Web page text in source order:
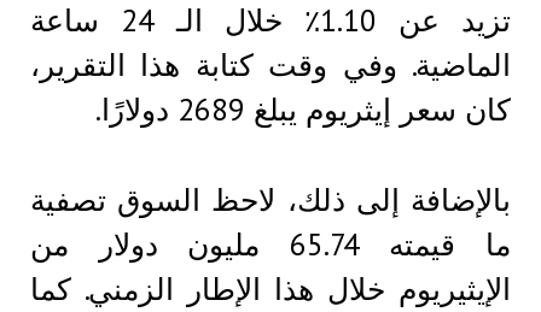
تزيد عن 1.10٪ خلال الـ 24 ساعة
الماضية. وفي وقت كتابة هذا التقرير،
كان سعر إيثريوم يبلغ 2689 دولارًا.
بالإضافة إلى ذلك، لاحظ السوق تصفية
ما قيمته 65.74 مليون دولار من
الإيثيريوم خلال هذا الإطار الزمني. كما